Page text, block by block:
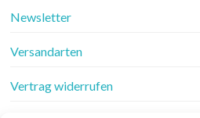
Newsletter
Versandarten
Vertrag widerrufen